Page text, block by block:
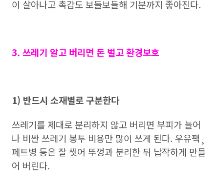
이 살아나고 촉감도 보들보들해 기분까지 좋아진다.
3. 쓰레기 알고 버리면 돈 벌고 환경보호
1) 반드시 소재별로 구분한다
쓰레기를 제대로 분리하지 않고 버리면 부피가 늘어
나 비싼 쓰레기 봉투 비용만 많이 쓰게 된다. 우유팩¸
페트병 등은 잘 씻어 뚜껑과 분리한 뒤 납작하게 만들
어 버린다.